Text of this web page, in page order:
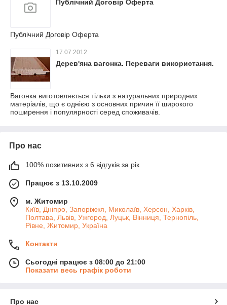
Публічний Договір Оферта
Публічний Договір Оферта
17.07.2012
Дерев'яна вагонка. Переваги використання.
Вагонка виготовляється тільки з натуральних природних
матеріалів, що є однією з основних причин її широкого
поширення і популярності серед споживачів.
Про нас
100% позитивних з 6 відгуків за рік
Працює з 13.10.2009
м. Житомир
Київ, Дніпро, Запоріжжя, Миколаїв, Херсон, Харків,
Полтава, Львів, Ужгород, Луцьк, Вінниця, Тернопіль,
Рівне, Житомир, Україна
Контакти
Сьогодні працює з 08:00 до 21:00
Показати весь графік роботи
Про нас